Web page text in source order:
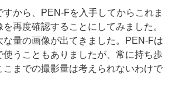
から、PEN-Fを入手してからこれま
再度確認することにしてみました。
な量の画像が出てきました。PEN-Fは
使うこともありましたが、常に持ち歩
こまでの撮影量は考えられないわけで